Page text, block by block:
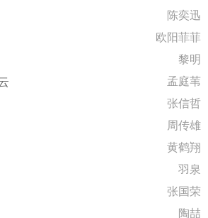
陈奕迅
欧阳菲菲
黎明
孟庭苇
张信哲
周传雄
黄鹤翔
羽泉
张国荣
陶喆